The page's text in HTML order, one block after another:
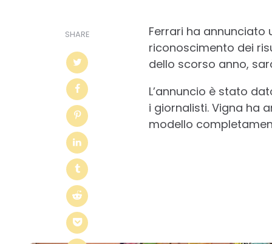
SHARE
Ferrari ha annunciato
riconoscimento dei
dello scorso anno,
L’annuncio è stato
i giornalisti. Vigna ha
modello